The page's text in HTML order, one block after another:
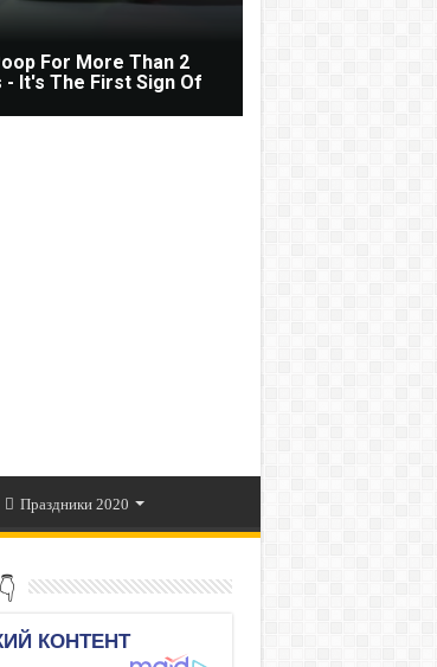
For More Than 2
- It's The First Sign Of
Праздники 2020